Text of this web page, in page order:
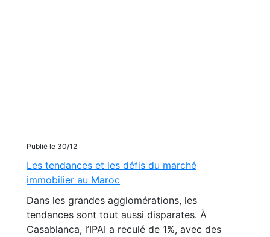
Publié le 30/12
Les tendances et les défis du marché
immobilier au Maroc
Dans les grandes agglomérations, les
tendances sont tout aussi disparates. À
Casablanca, l’IPAI a reculé de 1%, avec des